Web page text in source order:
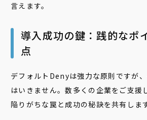
言えます。
導入成功の鍵：践的なポ
点
デフォルトDenyは強力な原則ですが
はいきません。数多くの企業をご支援
陥りがちな罠と成功の秘訣を共有します